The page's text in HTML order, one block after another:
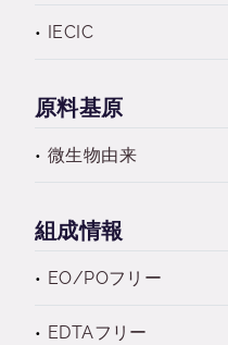
IECIC
原料基原
微生物由来
組成情報
EO/POフリー
EDTAフリー